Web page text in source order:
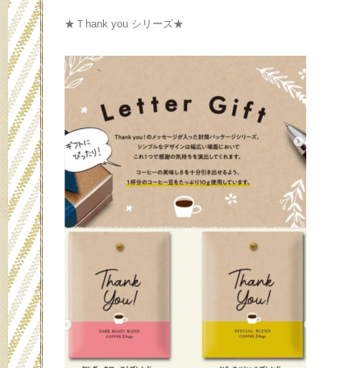
★Ｔhank you シリーズ★